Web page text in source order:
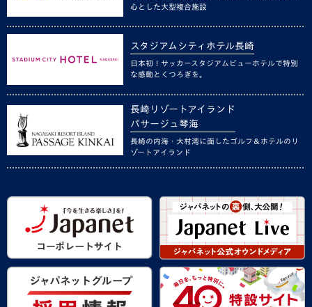
心とした大型複合施設
スタジアムシティホテル長崎
日本初！サッカースタジアムビューホテルで特別
な感動とくつろぎを。
長崎リゾートアイランド
パサージュ琴海
長崎の内海・大村湾に面したゴルフ＆ホテルのリ
ゾートアイランド